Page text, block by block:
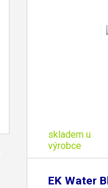
skladem u
výrobce
EK Water